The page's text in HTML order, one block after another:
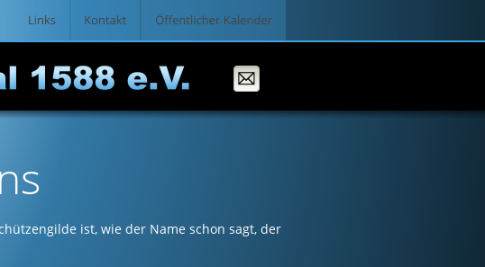
ist, wie der Name schon sagt, der